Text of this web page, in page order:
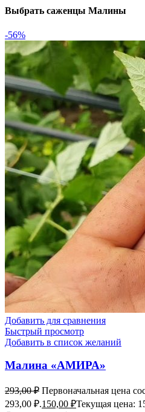
Выбрать саженцы Малины
-56%
Добавить для сравнения
Быстрый просмотр
Добавить в список желаний
Малина «АМИРА»
293,00₽ Первоначальная цена
293,00 ₽.150,00 ₽Текущая цена: